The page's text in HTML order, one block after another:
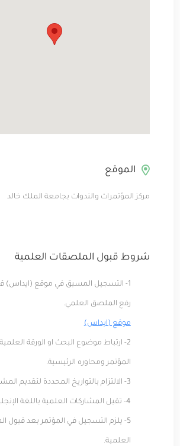
الموقع
مركز المؤتمرات والندوات بجامعة الملك خالد
شروط قبول الملصقات العلمية
1- التسجيل المسبق في موقع (ايداس)
رفع الملصق العلمي.
موقع (ايداس)
2- ارتباط موضوع البحث او الورقة
المؤتمر ومحاوره الرئيسية.
3- الالتزام بالتواريخ المحددة لتقديم المشاركة
4- تقبل المشاركات العلمية باللغة الإنجليزية فقط.
5- يلزم التسجيل في المؤتمر بعد قبول
العلمية.